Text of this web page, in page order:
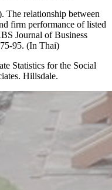
The relationship between
firm performance of listed
Journal of Business
95. (In Thai)
Statistics for the Social
Hillsdale.